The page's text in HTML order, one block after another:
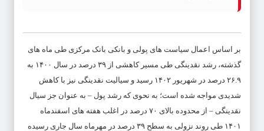
بر اساس اعمال سیاست های پولی و بانکی بانک مرکزی طی ماه های
گذشته، رشد نقدینگی طی مسیر کاهشی از ۳۹ درصد در سال ۱۴۰۰ به
۲۶.۹ درصد در شهریور ۱۴۰۲ رسید و سیالیت نقدینگی نیز با کاهش
شدیدی مواجه شده است؛ به نحوی که رشد پول – به عنوان جز سیال
نقدینگی – از محدوده بالای ۷۰ درصد در اغلب هفته های اسفندماه
۱۴۰۱ طی روند نزولی به سطح ۳۹ درصد در مهرماه سال جاری رسیده